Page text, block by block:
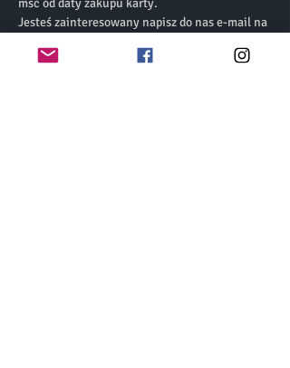
msc od daty zakupu karty.
Jesteś zainteresowany napisz do nas e-mail na
opcję wybierasz.